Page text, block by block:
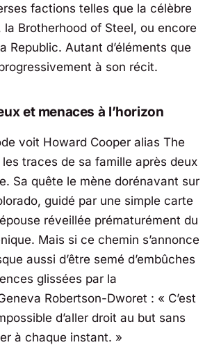
factions telles que la célèbre
la Brotherhood of Steel, ou encore
Republic. Autant d’éléments que
à son récit.
et menaces à l’horizon
voit Howard Cooper alias The
traces de sa famille après deux
Sa quête le mène dorénavant sur
guidé par une simple carte
réveillée prématurément du
Mais si ce chemin s’annonce
aussi d’être semé d’embûches
glissées par la
Robertson-Dworet : « C’est
d’aller droit au but sans
à chaque instant. »